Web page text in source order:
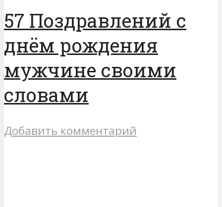
57 Поздравлений с
днём рождения
мужчине своими
словами
Добавить комментарий